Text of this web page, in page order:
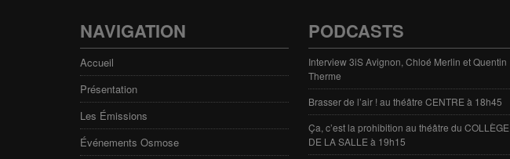
NAVIGATION
Accueil
Présentation
Les Émissions
Événements Osmose
PODCASTS
Interview 3iS Avignon, Chloé Merlin et Quentin
Therme
Brasser de l’air ! au théâtre CENTRE à 18h45
Ça, c’est la prohibition au théâtre du COLLÈGE
DE LA SALLE à 19h15